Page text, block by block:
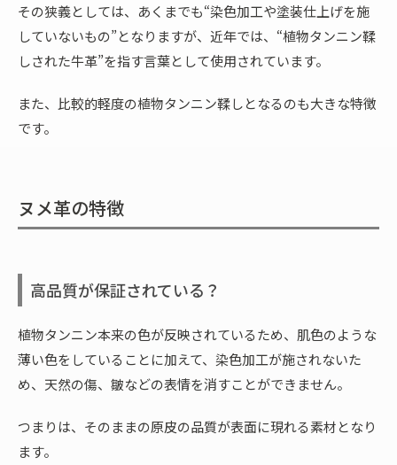
その狭義としては、あくまでも“染色加工や塗装仕上げを施
していないもの”となりますが、近年では、“植物タンニン鞣
しされた牛革”を指す言葉として使用されています。
また、比較的軽度の植物タンニン鞣しとなるのも大きな特徴
です。
ヌメ革の特徴
高品質が保証されている？
植物タンニン本来の色が反映されているため、肌色のような
薄い色をしていることに加えて、染色加工が施されないた
め、天然の傷、皺などの表情を消すことができません。
つまりは、そのままの原皮の品質が表面に現れる素材となり
ます。